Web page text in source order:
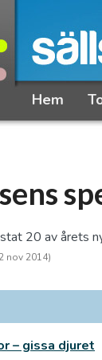
Hem
20 av årets
nov 2014)
– gissa djuret